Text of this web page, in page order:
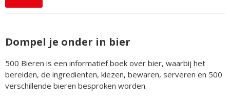
Dompel je onder in bier
500 Bieren is een informatief boek over bier, waarbij het
bereiden, de ingredienten, kiezen, bewaren, serveren en 500
verschillende bieren besproken worden.